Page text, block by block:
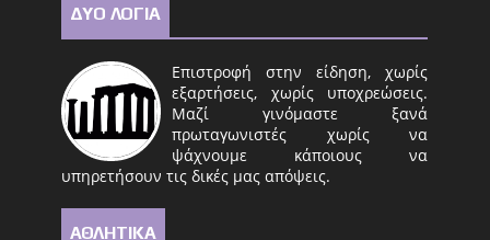
ΔΥΟ ΛΟΓΙΑ
Επιστροφή στην είδηση, χωρίς
εξαρτήσεις, χωρίς υποχρεώσεις.
Μαζί γινόμαστε ξανά
πρωταγωνιστές χωρίς να
ψάχνουμε κάποιους να
υπηρετήσουν τις δικές μας απόψεις.
ΑΘΛΗΤΙΚΑ